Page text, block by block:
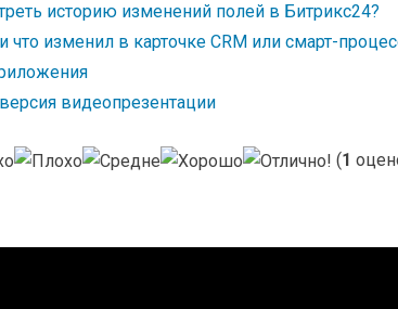
историю изменений полей в Битрикс24?
что изменил в карточке CRM или смарт-
видеопрезентации
(1